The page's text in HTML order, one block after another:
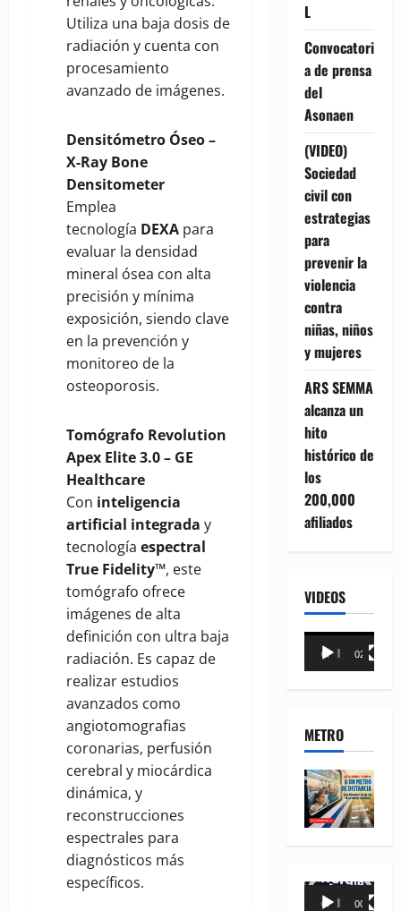
Utiliza una baja dosis de
radiación y cuenta con
procesamiento
avanzado de imágenes.
Densitómetro Óseo –
X-Ray Bone
Densitometer
Emplea
tecnología DEXA para
evaluar la densidad
mineral ósea con alta
precisión y mínima
exposición, siendo clave
en la prevención y
monitoreo de la
osteoporosis.
Tomógrafo Revolution
Apex Elite 3.0 – GE
Healthcare
Con inteligencia
artificial integrada y
tecnología espectral
True Fidelity™, este
tomógrafo ofrece
imágenes de alta
definición con ultra baja
radiación. Es capaz de
realizar estudios
avanzados como
angiotomografias
coronarias, perfusión
cerebral y miocárdica
dinámica, y
reconstrucciones
espectrales para
diagnósticos más
específicos.
L
Convocatori
a de prensa
del
Asonaen
(VIDEO)
Sociedad
civil con
estrategias
para
prevenir la
violencia
contra
niñas, niños
y mujeres
ARS SEMMA
alcanza un
hito
histórico de
los
200,000
afiliados
VIDEOS
Reproductor
00:00 02:18
METRO
Reproductor
00:00 00:35